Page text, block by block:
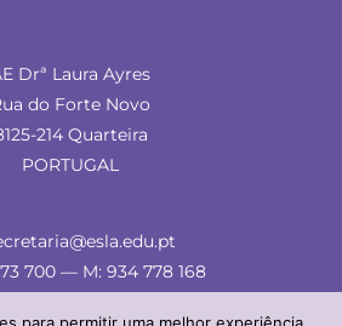
Drª Laura Ayres
do Forte Novo
214 Quarteira
PORTUGAL
700 — M: 934 778 168